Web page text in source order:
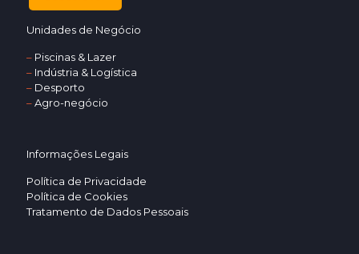
Unidades de Negócio
– Piscinas & Lazer
– Indústria & Logística
– Desporto
–Agro-negócio
Informações Legais
Política de Privacidade
Política de Cookies
Tratamento de Dados Pessoais